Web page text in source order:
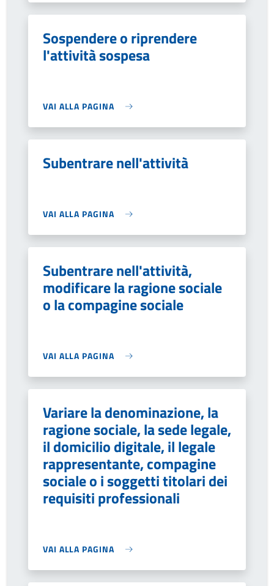
Sospendere o riprendere
l'attività sospesa
VAI ALLA PAGINA
Subentrare nell'attività
VAI ALLA PAGINA
Subentrare nell'attività,
modificare la ragione sociale
o la compagine sociale
VAI ALLA PAGINA
Variare la denominazione, la
ragione sociale, la sede legale,
il domicilio digitale, il legale
rappresentante, compagine
sociale o i soggetti titolari dei
requisiti professionali
VAI ALLA PAGINA